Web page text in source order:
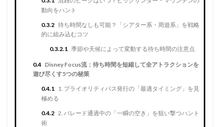
動向をハント
0.3.2 待ち時間なしも可能？「シアター系・周遊系」を戦略
的に組み込むコツ
0.3.2.1 季節や天候によって変動する待ち時間の注意点
0.4 Disney Focus流：待ち時間を短縮して全アトラクションを
遊び尽くす5つの秘策
0.4.1 1. プライオリティパス発行の「最適タイミング」を見
極める
0.4.2 2. パレード通過中の「一瞬の空き」を狙い撃つハント
術